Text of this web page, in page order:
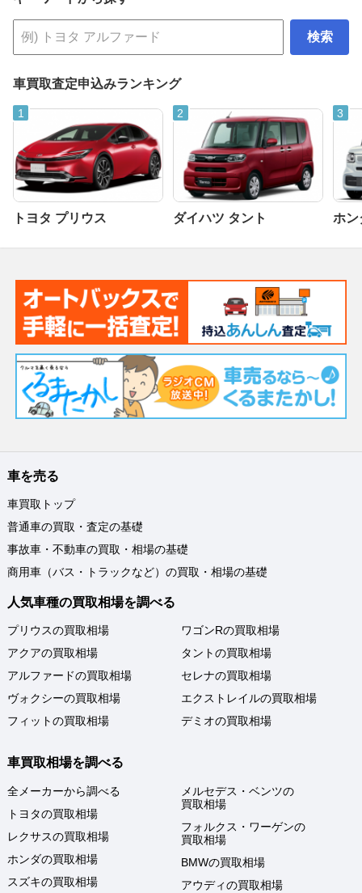
検索
車買取査定申込みランキング
トヨタ プリウス ダイハツ タント ホン
車を売る
車買取トップ
普通車の買取・査定の基礎
事故車・不動車の買取・相場の基礎
商用車（バス・トラックなど）の買取・相場の基礎
人気車種の買取相場を調べる
プリウスの買取相場
アクアの買取相場
アルファードの買取相場
ヴォクシーの買取相場
フィットの買取相場
ワゴンRの買取相場
タントの買取相場
セレナの買取相場
エクストレイルの買取相場
デミオの買取相場
車買取相場を調べる
全メーカーから調べる
トヨタの買取相場
レクサスの買取相場
ホンダの買取相場
スズキの買取相場
メルセデス・ベンツの
買取相場
フォルクス・ワーゲンの
買取相場
BMWの買取相場
アウディの買取相場